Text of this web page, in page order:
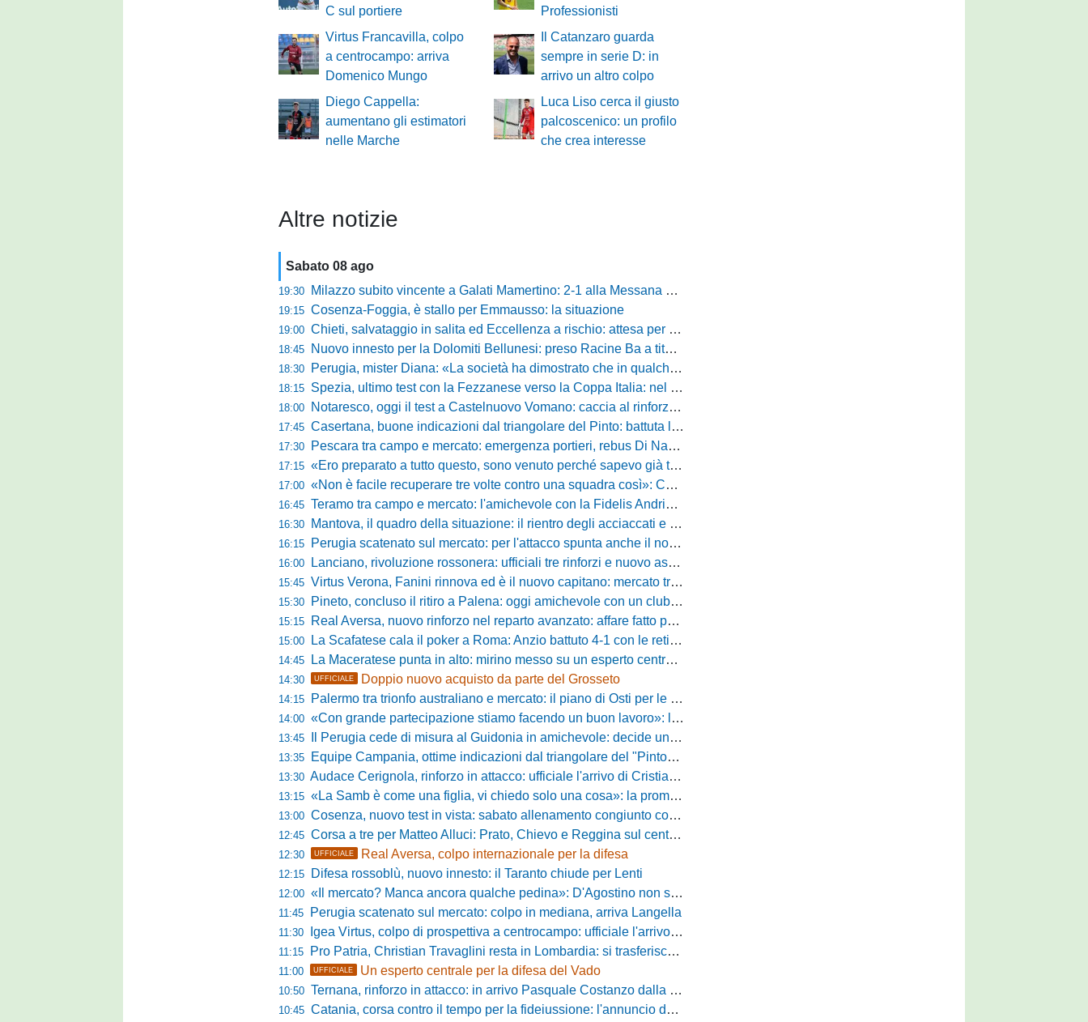
C sul portiere
Professionisti
Virtus Francavilla, colpo
a centrocampo: arriva
Domenico Mungo
Il Catanzaro guarda
sempre in serie D: in
arrivo un altro colpo
Diego Cappella:
aumentano gli estimatori
nelle Marche
Luca Liso cerca il giusto
palcoscenico: un profilo
che crea interesse
Altre notizie
Sabato 08 ago
19:30 Milazzo subito vincente a Galati Mamertino: 2-1 alla Messana Riviera tra campo e mercato
19:15 Cosenza-Foggia, è stallo per Emmausso: la situazione
19:00 Chieti, salvataggio in salita ed Eccellenza a rischio: attesa per i fondi e l'ipotesi Promozione
18:45 Nuovo innesto per la Dolomiti Bellunesi: preso Racine Ba a titolo definitivo
18:30 Perugia, mister Diana: «La società ha dimostrato che in qualche giorno...»
18:15 Spezia, ultimo test con la Fezzanese verso la Coppa Italia: nel mirino la sfida con la Torres
18:00 Notaresco, oggi il test a Castelnuovo Vomano: caccia al rinforzo in attacco tra Giampaolo e Palma
17:45 Casertana, buone indicazioni dal triangolare del Pinto: battuta l'Ischia, ora c'è il Cassino prima della Coppa
17:30 Pescara tra campo e mercato: emergenza portieri, rebus Di Nardo e le manovre del ds Foggia
17:15 «Ero preparato a tutto questo, sono venuto perché sapevo già tutto»: la carica di Nesta al popolo irpino
17:00 «Non è facile recuperare tre volte contro una squadra così»: Calabro promuove il carattere del suo Padova
16:45 Teramo tra campo e mercato: l'amichevole con la Fidelis Andria, le parole di Pelosi e l'idea Conti
16:30 Mantova, il quadro della situazione: il rientro degli acciaccati e le trattative di mercato
16:15 Perugia scatenato sul mercato: per l'attacco spunta anche il nome di Okaka
16:00 Lanciano, rivoluzione rossonera: ufficiali tre rinforzi e nuovo assetto al vertice del club
15:45 Virtus Verona, Fanini rinnova ed è il nuovo capitano: mercato tra colpi esperti e l'addio a Daffara
15:30 Pineto, concluso il ritiro a Palena: oggi amichevole con un club di D verso la Coppa
15:15 Real Aversa, nuovo rinforzo nel reparto avanzato: affare fatto per Della Pietra
15:00 La Scafatese cala il poker a Roma: Anzio battuto 4-1 con le reti di Palmieri, Esposito, Suhs e Maggio
14:45 La Maceratese punta in alto: mirino messo su un esperto centrocampista
14:30 UFFICIALE Doppio nuovo acquisto da parte del Grosseto
14:15 Palermo tra trionfo australiano e mercato: il piano di Osti per le uscite e la suggestione Almena
14:00 «Con grande partecipazione stiamo facendo un buon lavoro»: la carica di mister Bonera accende la Pro Vercelli
13:45 Il Perugia cede di misura al Guidonia in amichevole: decide un rigore di Zuppel a Bastia
13:35 Equipe Campania, ottime indicazioni dal triangolare del "Pinto": il report
13:30 Audace Cerignola, rinforzo in attacco: ufficiale l'arrivo di Cristian Padula dal Torino
13:15 «La Samb è come una figlia, vi chiedo solo una cosa»: la promessa di Vittorio Massi commuove la piazza
13:00 Cosenza, nuovo test in vista: sabato allenamento congiunto con il Bisignano
12:45 Corsa a tre per Matteo Alluci: Prato, Chievo e Reggina sul centrocampista
12:30 UFFICIALE Real Aversa, colpo internazionale per la difesa
12:15 Difesa rossoblù, nuovo innesto: il Taranto chiude per Lenti
12:00 «Il mercato? Manca ancora qualche pedina»: D'Agostino non si ferma e punta in alto
11:45 Perugia scatenato sul mercato: colpo in mediana, arriva Langella
11:30 Igea Virtus, colpo di prospettiva a centrocampo: ufficiale l'arrivo di Bilal Khamlich
11:15 Pro Patria, Christian Travaglini resta in Lombardia: si trasferisce in Serie D
11:00 UFFICIALE Un esperto centrale per la difesa del Vado
10:50 Ternana, rinforzo in attacco: in arrivo Pasquale Costanzo dalla Paganese
10:45 Catania, corsa contro il tempo per la fideiussione: l'annuncio della società e le ragioni dello slittamento